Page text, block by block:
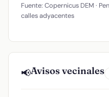
Fuente: Copernicus DEM ·
calles adyacentes
📢Avisos vecinales